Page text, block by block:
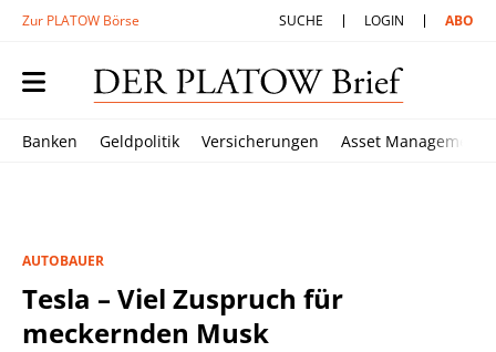
Zur PLATOW Börse SUCHE LOGIN ABO
Banken Geldpolitik Versicherungen Asset Management
AUTOBAUER
Tesla – Viel Zuspruch für
meckernden Musk